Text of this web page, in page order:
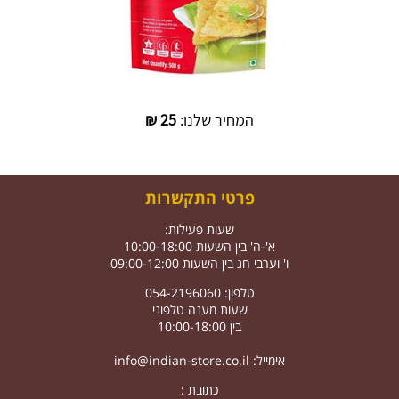
המחיר שלנו: 25
₪
פרטי התקשרות
שעות פעילות:
א'-ה' בין השעות 10:00-18:00
ו' וערבי חג בין השעות 09:00-12:00
טלפון: 054-2196060
שעות מענה טלפוני
בין 10:00-18:00
אימייל: info@indian-store.co.il
כתובת :